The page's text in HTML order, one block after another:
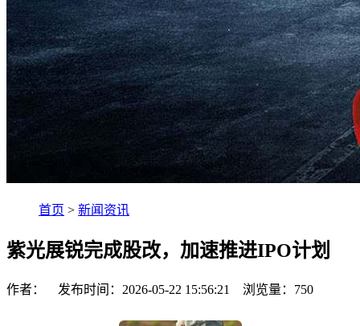
首页 > 新闻资讯
紫光展锐完成股改，加速推进IPO计划
作者： 发布时间：2026-05-22 15:56:21 浏览量： 750